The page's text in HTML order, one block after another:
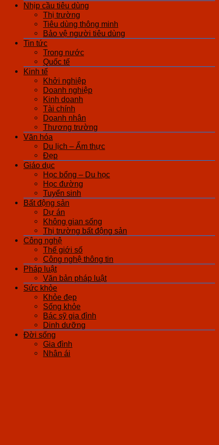
Nhịp cầu tiêu dùng
Thị trường
Tiêu dùng thông minh
Bảo vệ người tiêu dùng
Tin tức
Trong nước
Quốc tế
Kinh tế
Khởi nghiệp
Doanh nghiệp
Kinh doanh
Tài chính
Doanh nhân
Thương trường
Văn hóa
Du lịch – Ẩm thực
Đẹp
Giáo dục
Học bổng – Du học
Học đường
Tuyển sinh
Bất động sản
Dự án
Không gian sống
Thị trường bất động sản
Công nghệ
Thế giới số
Công nghệ thông tin
Pháp luật
Văn bản pháp luật
Sức khỏe
Khỏe đẹp
Sống khỏe
Bác sỹ gia đình
Dinh dưỡng
Đời sống
Gia đình
Nhân ái